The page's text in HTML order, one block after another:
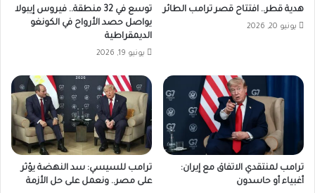
هدية قطر.. افتتاح قصر ترامب الطائر
يونيو 20, 2026
توسع في 32 منطقة.. فيروس إيبولا
يواصل حصد الأرواح في الكونغو
الديمقراطية
يونيو 19, 2026
ترامب لمنتقدي الاتفاق مع إيران:
أغبياء أو حاسدون
ترامب للسيسي: سد النهضة يؤثر
على مصر.. ونعمل على حل الأزمة